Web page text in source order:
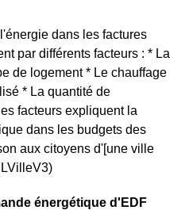
dans les factures
par différents facteurs : * La
de logement * Le chauffage
* La quantité de
facteurs expliquent la
dans les budgets des
aux citoyens d'[une ville
énergétique d'EDF